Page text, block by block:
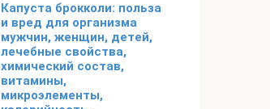
Капуста брокколи: польза
и вред для организма
мужчин, женщин, детей,
лечебные свойства,
химический состав,
витамины,
микроэлементы,